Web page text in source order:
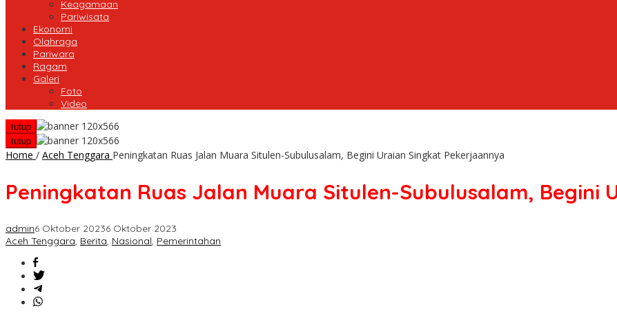
Keagamaan
Pariwisata
Ekonomi
Olahraga
Pariwara
Ragam
Galeri
Foto
Video
tutup
tutup
Home / Aceh Tenggara Peningkatan Ruas Jalan Muara Situlen-Subulusalam, Begini Uraian Singkat Pekerjaannya
Peningkatan Ruas Jalan Muara Situlen-Subulusalam, Begini
admin6 Oktober 20236 Oktober 2023
Aceh Tenggara, Berita, Nasional, Pemerintahan